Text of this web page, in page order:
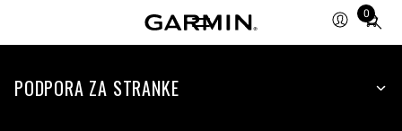
0
Total
PODPORA ZA STRANKE